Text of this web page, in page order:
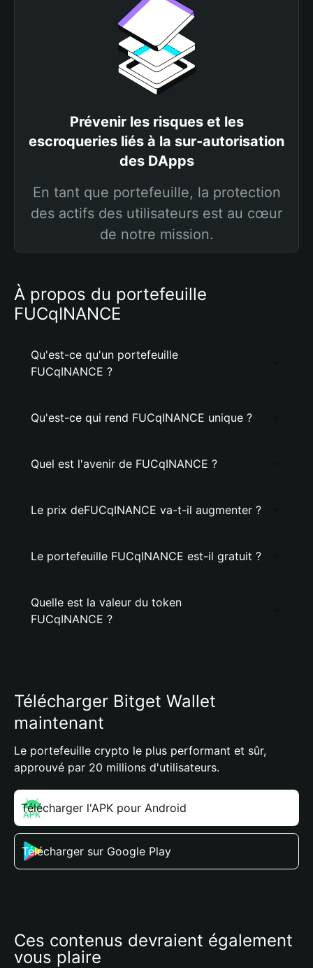
Prévenir les risques et les
escroqueries liés à la sur-autorisation
des DApps
En tant que portefeuille, la protection
des actifs des utilisateurs est au cœur
de notre mission.
À propos du portefeuille
FUCqINANCE
Qu'est-ce qu'un portefeuille
FUCqINANCE ?
Qu'est-ce qui rend FUCqINANCE unique ?
Quel est l'avenir de FUCqINANCE ?
Le prix deFUCqINANCE va-t-il augmenter ?
Le portefeuille FUCqINANCE est-il gratuit ?
Quelle est la valeur du token
FUCqINANCE ?
Télécharger Bitget Wallet
maintenant
Le portefeuille crypto le plus performant et sûr,
approuvé par 20 millions d'utilisateurs.
Télécharger l'APK pour Android
Télécharger sur Google Play
Ces contenus devraient également
vous plaire